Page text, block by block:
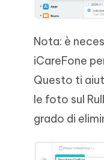
Nota: è
iCareFone
Questo ti
le foto sul
grado di